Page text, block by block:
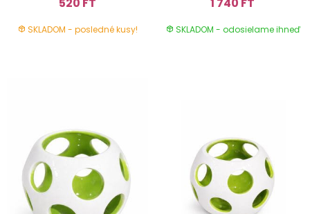
SKLADOM - posledné kusy! SKLADOM - odosielame ihneď